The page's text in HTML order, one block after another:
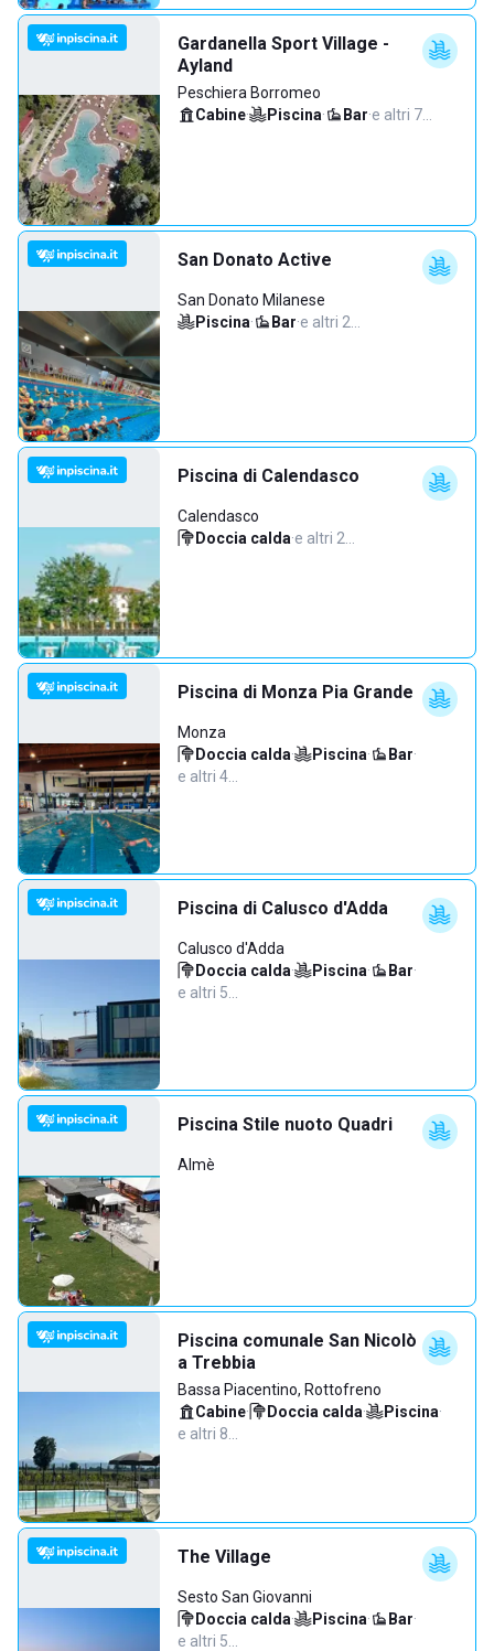
Gardanella Sport Village -
Ayland
Peschiera Borromeo
Cabine· Piscina· Bar·e altri 7…
San Donato Active
San Donato Milanese
Piscina· Bar·e altri 2…
Piscina di Calendasco
Calendasco
Doccia calda·e altri 2…
Piscina di Monza Pia Grande
Monza
Doccia calda· Piscina· Bar·
e altri 4…
Piscina di Calusco d'Adda
Calusco d'Adda
Doccia calda· Piscina· Bar·
e altri 5…
Piscina Stile nuoto Quadri
Almè
Piscina comunale San Nicolò
a Trebbia
Bassa Piacentino, Rottofreno
Cabine· Doccia calda· Piscina·
e altri 8…
The Village
Sesto San Giovanni
Doccia calda· Piscina· Bar·
e altri 5…